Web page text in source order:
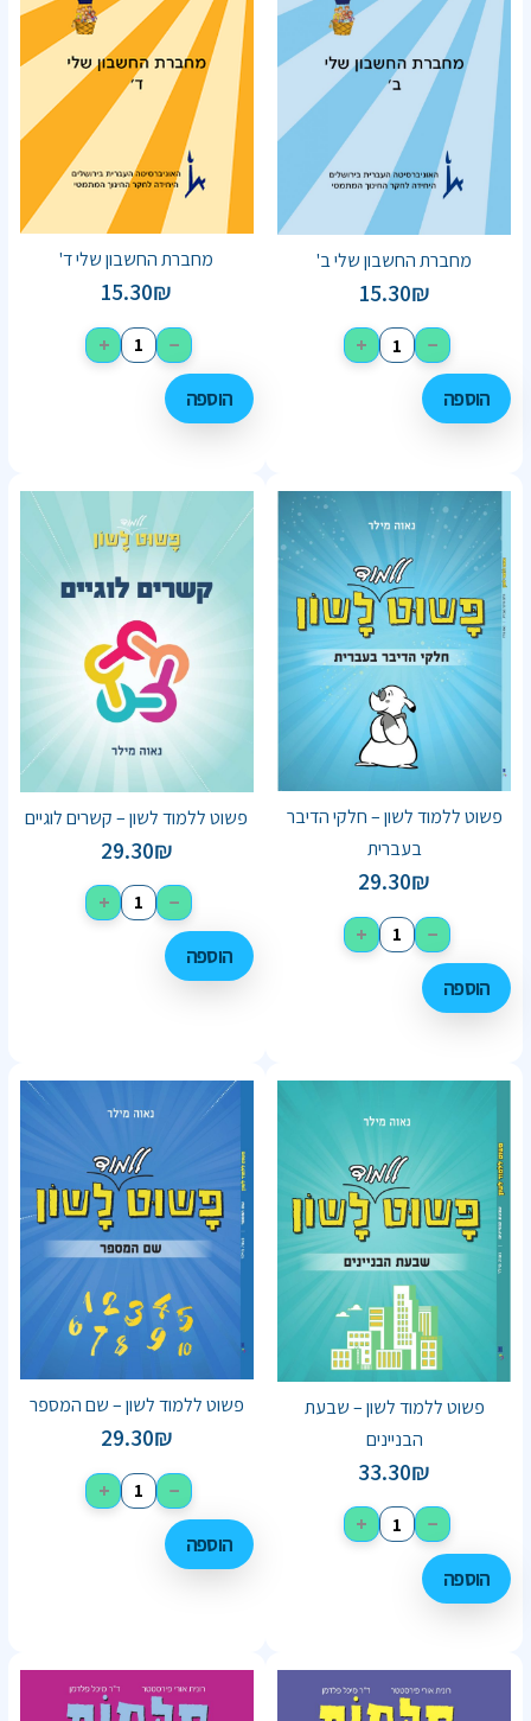
מחברת החשבון שלי ב'
15.30₪
−
+
הוספה
מחברת החשבון שלי ד'
15.30₪
−
+
הוספה
פשוט ללמוד לשון – חלקי הדיבר
בעברית
29.30₪
−
+
הוספה
פשוט ללמוד לשון​ – קשרים לוגיים
29.30₪
−
+
הוספה
פשוט ללמוד לשון – שבעת
הבניינים
33.30₪
−
+
הוספה
פשוט ללמוד לשון – שם המספר
29.30₪
−
+
הוספה